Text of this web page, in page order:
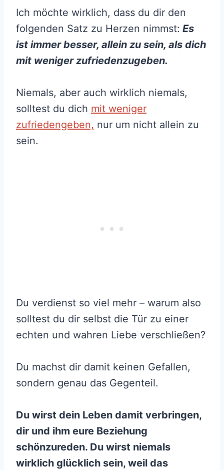
Ich möchte wirklich, dass du dir den
folgenden Satz zu Herzen nimmst: Es
ist immer besser, allein zu sein, als dich
mit weniger zufriedenzugeben.
Niemals, aber auch wirklich niemals,
solltest du dich mit weniger
zufriedengeben, nur um nicht allein zu
sein.
Du verdienst so viel mehr – warum also
solltest du dir selbst die Tür zu einer
echten und wahren Liebe verschließen?
Du machst dir damit keinen Gefallen,
sondern genau das Gegenteil.
Du wirst dein Leben damit verbringen,
dir und ihm eure Beziehung
schönzureden. Du wirst niemals
wirklich glücklich sein, weil das